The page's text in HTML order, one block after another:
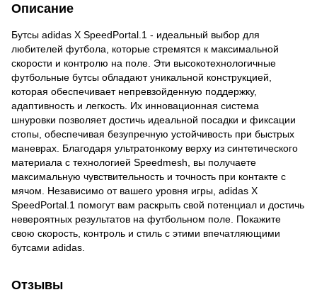
Описание
Бутсы adidas X SpeedPortal.1 - идеальный выбор для
любителей футбола, которые стремятся к максимальной
скорости и контролю на поле. Эти высокотехнологичные
футбольные бутсы обладают уникальной конструкцией,
которая обеспечивает непревзойденную поддержку,
адаптивность и легкость. Их инновационная система
шнуровки позволяет достичь идеальной посадки и фиксации
стопы, обеспечивая безупречную устойчивость при быстрых
маневрах. Благодаря ультратонкому верху из синтетического
материала с технологией Speedmesh, вы получаете
максимальную чувствительность и точность при контакте с
мячом. Независимо от вашего уровня игры, adidas X
SpeedPortal.1 помогут вам раскрыть свой потенциал и достичь
невероятных результатов на футбольном поле. Покажите
свою скорость, контроль и стиль с этими впечатляющими
бутсами adidas.
Отзывы